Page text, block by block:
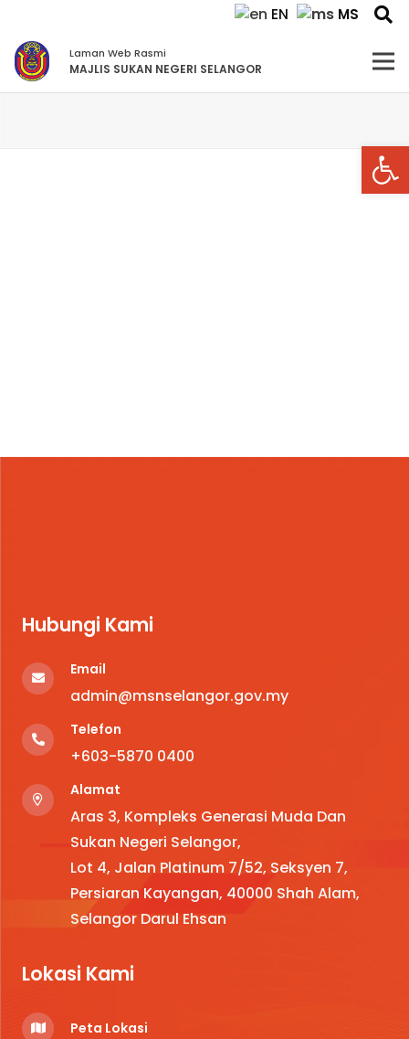
EN MS
Laman Web Rasmi
MAJLIS SUKAN NEGERI SELANGOR
Hubungi Kami
Email
admin@msnselangor.gov.my
Telefon
+603-5870 0400
Alamat
Aras 3, Kompleks Generasi Muda Dan
Sukan Negeri Selangor,
Lot 4, Jalan Platinum 7/52, Seksyen 7,
Persiaran Kayangan, 40000 Shah Alam,
Selangor Darul Ehsan
Lokasi Kami
Peta Lokasi